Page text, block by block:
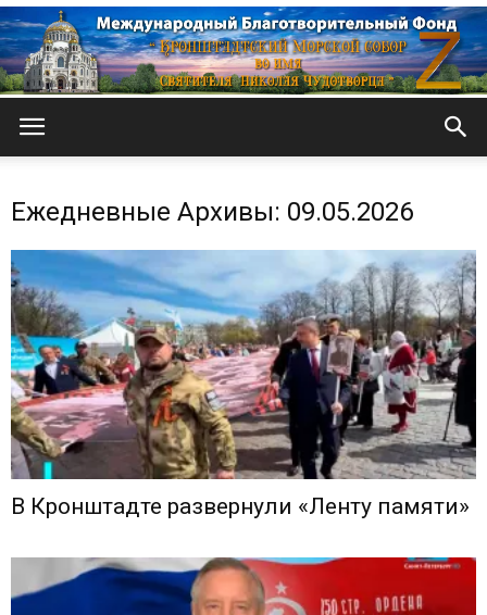
собор
Ежедневные Архивы: 09.05.2026
В Кронштадте развернули «Ленту памяти»